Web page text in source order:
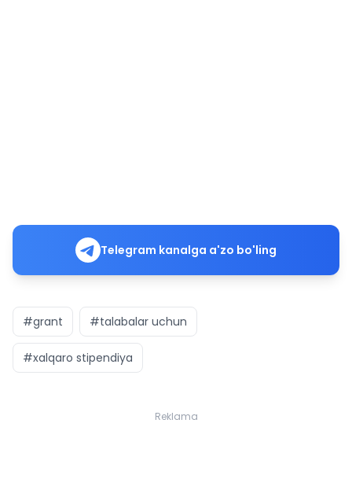
Telegram kanalga a'zo bo'ling
#grant #talabalar uchun
#xalqaro stipendiya
Reklama